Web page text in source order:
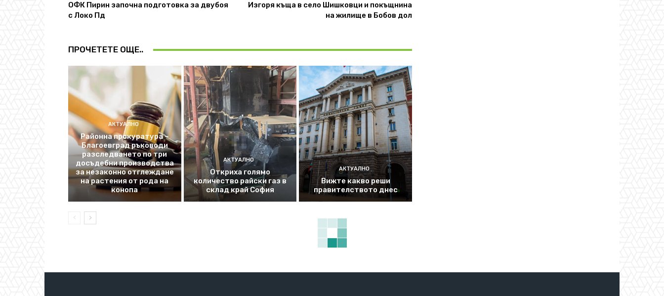
ОФК Пирин започна подготовка за двубоя
с Локо Пд
Изгоря къща в село Шишковци и покъщнина
на жилище в Бобов дол
ПРОЧЕТЕТЕ ОЩЕ..
АКТУАЛНО
Районна прокуратура –
Благоевград ръководи
разследването по три
досъдебни производства
за незаконно отглеждане
на растения от рода на
конопа
АКТУАЛНО
Откриха голямо
количество райски газ в
склад край София
АКТУАЛНО
Вижте какво реши
правителството днес